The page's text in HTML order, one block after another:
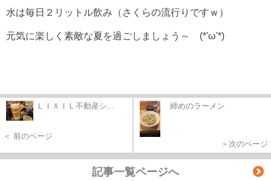
水は毎日２リットル飲み（さくらの流行りですｗ）
元気に楽しく素敵な夏を過ごしましょう～ (*'ω'*)
ＬＩＸＩＬ不動産シ...
＜ 前のページ
締めのラーメン
＞次のページ
記事一覧ページへ